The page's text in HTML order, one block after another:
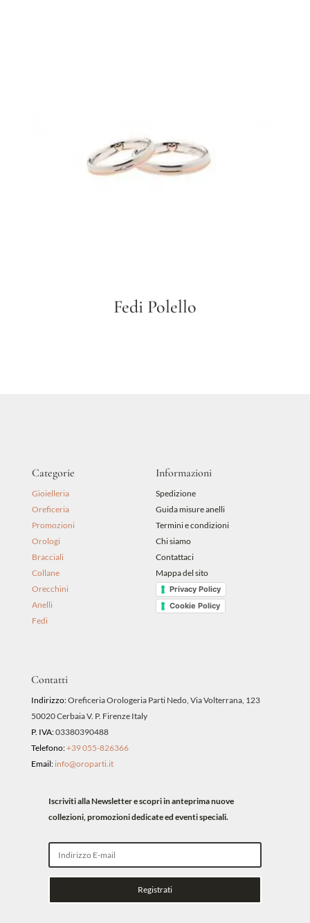
Fedi Polello
Categorie
Gioielleria
Oreficeria
Promozioni
Orologi
Bracciali
Collane
Orecchini
Anelli
Fedi
Informazioni
Spedizione
Guida misure anelli
Termini e condizioni
Chi siamo
Contattaci
Mappa del sito
Privacy Policy
Cookie Policy
Contatti
Indirizzo:Oreficeria Orologeria Parti Nedo, Via Volterrana, 123
50020 Cerbaia V. P. Firenze Italy
P. IVA:03380390488
Telefono:+39 055-826366
Email: info@oroparti.it
Iscriviti alla Newsletter e scopri in anteprima nuove
collezioni, promozioni dedicate ed eventi speciali.
Registrati